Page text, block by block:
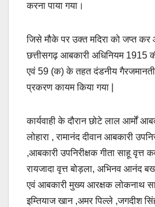
करना पाया गया।
जिसे मौके पर उक्त मदिरा को जप्त कर
छत्तीसगढ़ आबकारी अधिनियम 1915
एवं 59 (क) के तहत दंडनीय
प्रकरण कायम किया गया |
कार्यवाही के दौरान छोटे लाल आर्मों
लोहारा , रामानंद दीवान आबकारी
,आबकारी उपनिरीक्षक गीता साहू वृत्त
रायजादा वृत्त बोड़ला, अभिनव आनंद
एवं आबकारी मुख्य आरक्षक लोकनाथ
इम्तियाज खान ,अमर पिल्ले ,जगदीश